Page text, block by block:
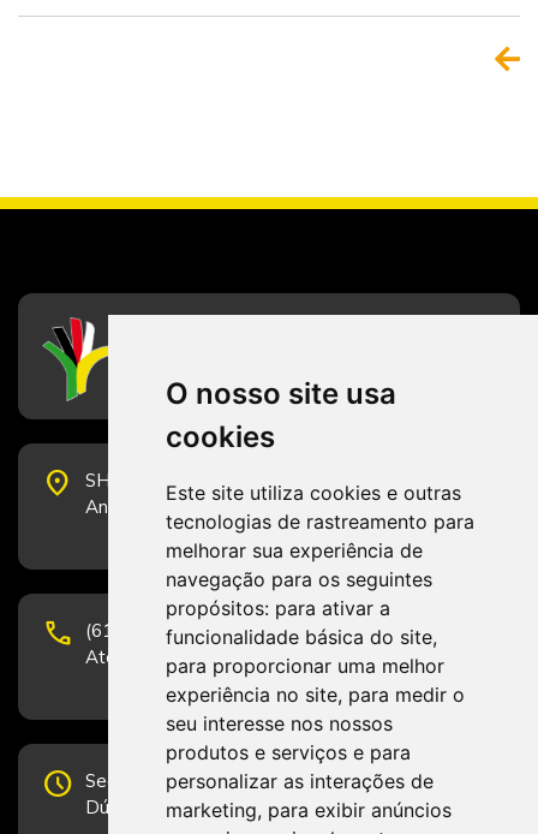
O nosso site usa
cookies
Este site utiliza cookies e outras
tecnologias de rastreamento para
melhorar sua experiência de
navegação para os seguintes
propósitos: para ativar a
funcionalidade básica do site,
para proporcionar uma melhor
experiência no site, para medir o
seu interesse nos nossos
produtos e serviços e para
personalizar as interações de
marketing, para exibir anúncios
place
SHS Quadra 6, Bloco E, Complexo Brasil 21, 20º
Andar, Sala 2001 - CEP 70322-915 - Brasília/DF
phone
(61) 3223-1652 e (61) 98131-3801.
Atendimento por telefone em horário comercial
schedule Segunda-feira a Sexta-feira de 12h às 19h.
Dúvidas e sugestões pelo Fale Conosco.